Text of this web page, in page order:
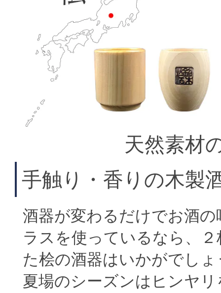
天然素材
手触り・香りの木製
酒器が変わるだけでお酒
ラスを使っているなら、
た桧の酒器はいかがでしょ
夏場のシーズンはヒンヤ